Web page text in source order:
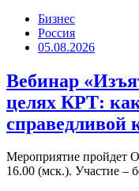
Бизнес
Россия
05.08.2026
Вебинар
целях КРТ:
справедливой
Мероприятие пройдет
16.00 (мск.). Участие –